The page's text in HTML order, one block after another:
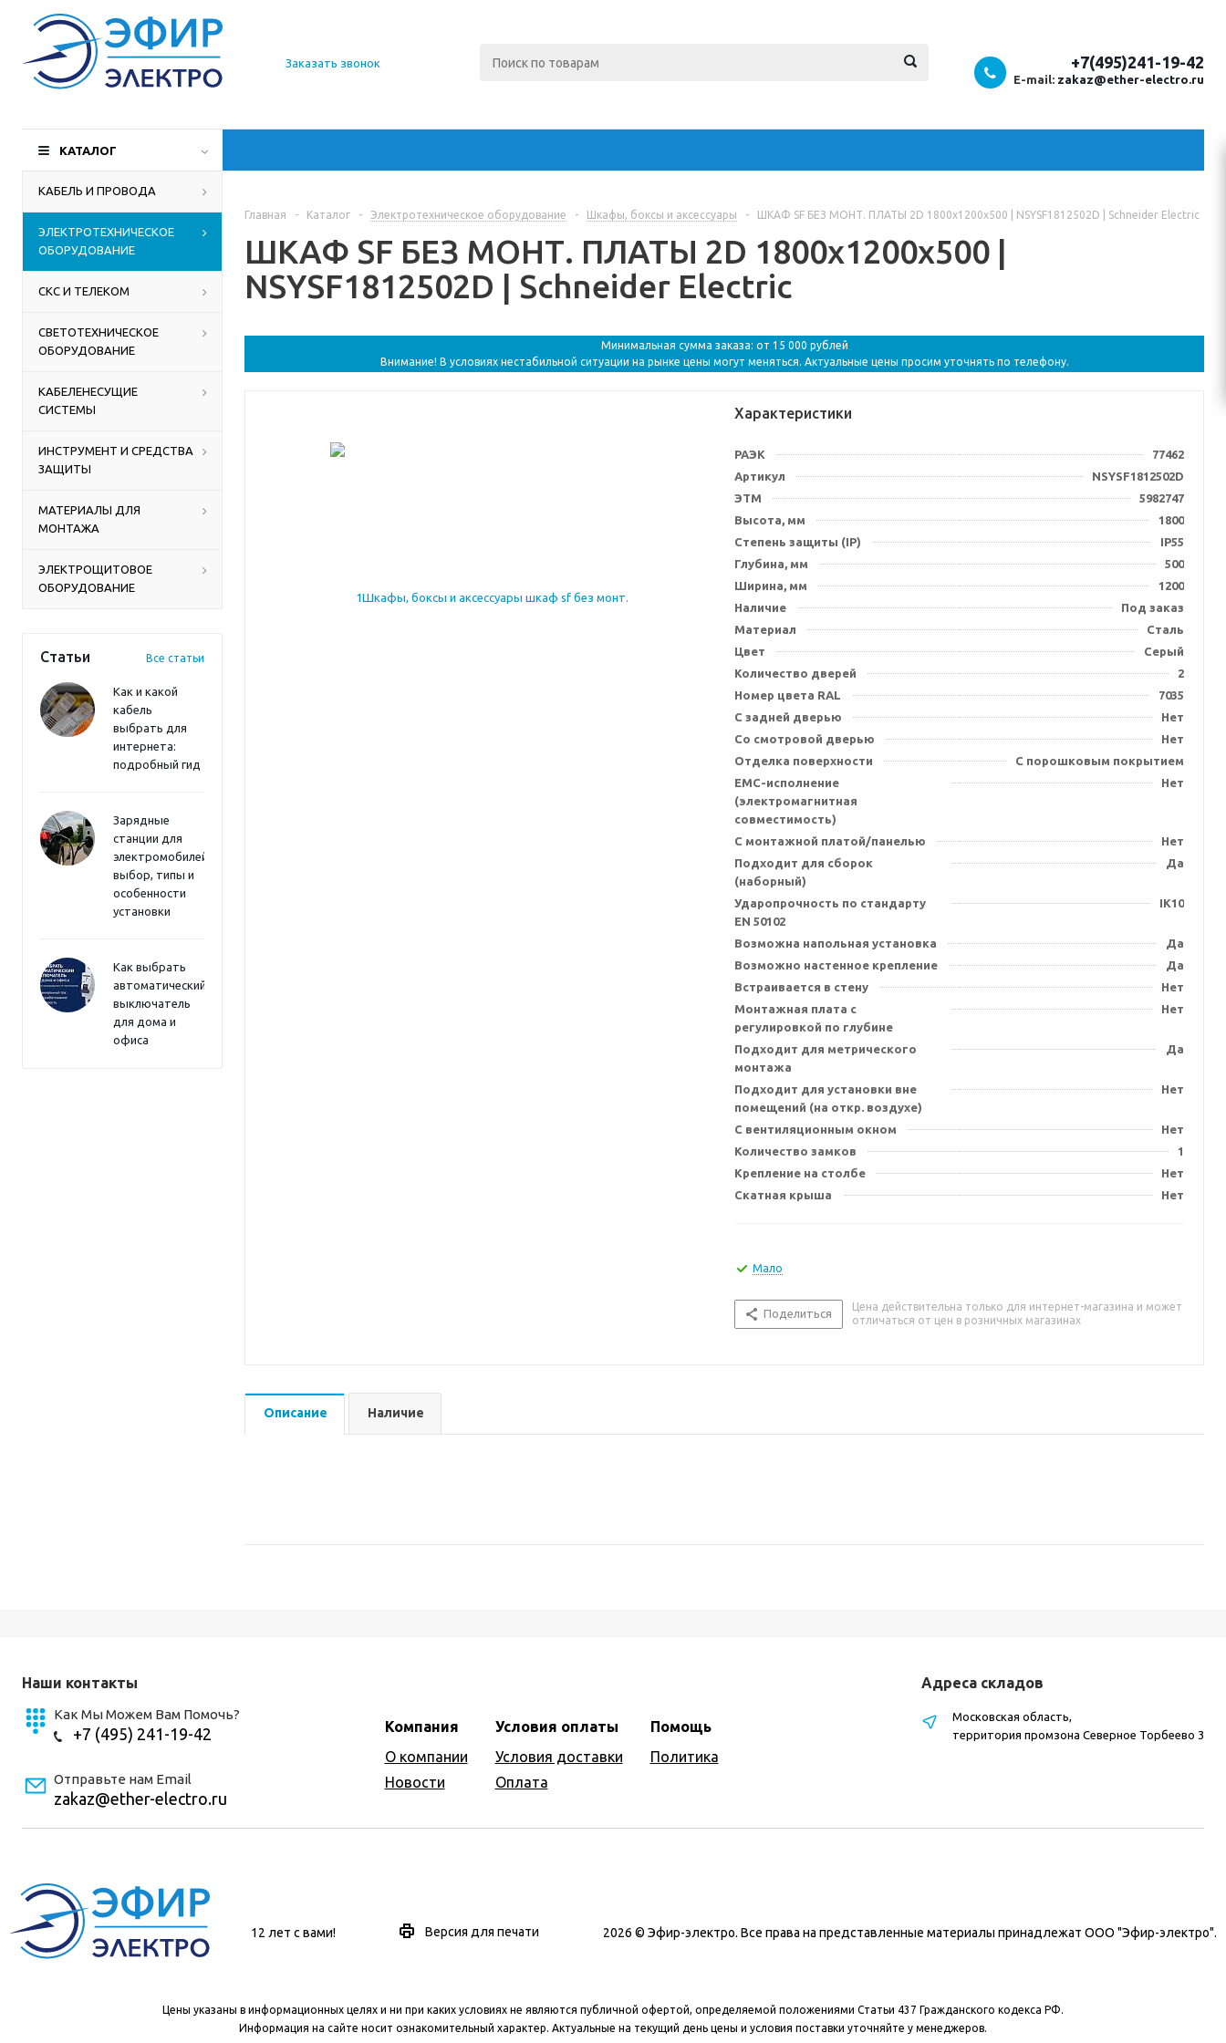
О компании
Доставка
Производители
Контакты
Заказать звонок +7(495)241-19-42
E-mail: zakaz@ether-electro.ru
КАТАЛОГ
КАБЕЛЬ И ПРОВОДА
ЭЛЕКТРОТЕХНИЧЕСКОЕ
ОБОРУДОВАНИЕ
СКС И ТЕЛЕКОМ
СВЕТОТЕХНИЧЕСКОЕ
ОБОРУДОВАНИЕ
КАБЕЛЕНЕСУЩИЕ
СИСТЕМЫ
ИНСТРУМЕНТ И СРЕДСТВА
ЗАЩИТЫ
МАТЕРИАЛЫ ДЛЯ
МОНТАЖА
ЭЛЕКТРОЩИТОВОЕ
ОБОРУДОВАНИЕ
Статьи Все статьи
Как и какой
кабель
выбрать для
интернета:
подробный гид
Зарядные
станции для
электромобилей:
выбор, типы и
особенности
установки
Как выбрать
автоматический
выключатель
для дома и
офиса
Главная - Каталог - Электротехническое оборудование - Шкафы, боксы и аксессуары - ШКАФ SF БЕЗ МОНТ. ПЛАТЫ 2D 1800x1200x500 | NSYSF1812502D | Schneider Electric
ШКАФ SF БЕЗ МОНТ. ПЛАТЫ 2D 1800x1200x500 |
NSYSF1812502D | Schneider Electric
Минимальная сумма заказа: от 15 000 рублей
Внимание! В условиях нестабильной ситуации на рынке цены могут меняться. Актуальные цены просим уточнять по телефону.
Характеристики
РАЭК
77462
Артикул
NSYSF1812502D
ЭТМ
5982747
Высота, мм
1800
Степень защиты (IP)
IP55
Глубина, мм
500
Ширина, мм
1200
Наличие
Под заказ
Материал
Сталь
Цвет
Серый
Количество дверей
2
Номер цвета RAL
7035
С задней дверью
Нет
Со смотровой дверью
Нет
Отделка поверхности
С порошковым покрытием
EMC-исполнение
(электромагнитная
совместимость)
Нет
С монтажной платой/панелью
Нет
Подходит для сборок
(наборный)
Да
Ударопрочность по стандарту
EN 50102
IK10
Возможна напольная установка
Да
Возможно настенное крепление
Да
Встраивается в стену
Нет
Монтажная плата с
регулировкой по глубине
Нет
Подходит для метрического
монтажа
Да
Подходит для установки вне
помещений (на откр. воздухе)
Нет
С вентиляционным окном
Нет
Количество замков
1
Крепление на столбе
Нет
Скатная крыша
Нет
Мало
Поделиться
Цена действительна только для интернет-магазина и может
отличаться от цен в розничных магазинах
Описание Наличие
Наши контакты
Как Мы Можем Вам Помочь?
+7 (495) 241-19-42
Отправьте нам Email
zakaz@ether-electro.ru
Компания
О компании
Новости
Условия оплаты
Условия доставки
Оплата
Помощь
Политика
Адреса складов
Московская область,
территория промзона Северное Торбеево 3
12 лет с вами! Версия для печати 2026 © Эфир-электро. Все права на представленные материалы принадлежат ООО "Эфир-электро".
Цены указаны в информационных целях и ни при каких условиях не являются публичной офертой, определяемой положениями Статьи 437 Гражданского кодекса РФ.
Информация на сайте носит ознакомительный характер. Актуальные на текущий день цены и условия поставки уточняйте у менеджеров.